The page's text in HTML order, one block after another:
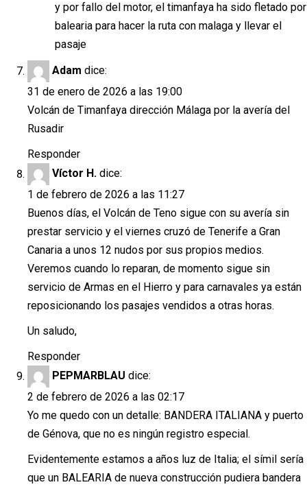
y por fallo del motor, el timanfaya ha sido fletado por
balearia para hacer la ruta con malaga y llevar el
pasaje
Adam dice:
31 de enero de 2026 a las 19:00
Volcán de Timanfaya dirección Málaga por la avería del
Rusadir
Responder
Víctor H. dice:
1 de febrero de 2026 a las 11:27
Buenos días, el Volcán de Teno sigue con su avería sin
prestar servicio y el viernes cruzó de Tenerife a Gran
Canaria a unos 12 nudos por sus propios medios.
Veremos cuando lo reparan, de momento sigue sin
servicio de Armas en el Hierro y para carnavales ya están
reposicionando los pasajes vendidos a otras horas.
Un saludo,
Responder
PEPMARBLAU dice:
2 de febrero de 2026 a las 02:17
Yo me quedo con un detalle: BANDERA ITALIANA y puerto
de Génova, que no es ningún registro especial.
Evidentemente estamos a años luz de Italia; el símil sería
que un BALEARIA de nueva construcción pudiera bandera